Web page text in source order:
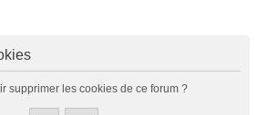
supprimer les cookies de ce forum ?